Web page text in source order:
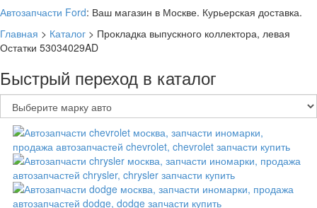
Автозапчасти Ford: Ваш магазин в Москве. Курьерская доставка.
Главная > Каталог > Прокладка выпускного коллектора, левая
Остатки 53034029AD
Быстрый переход в каталог